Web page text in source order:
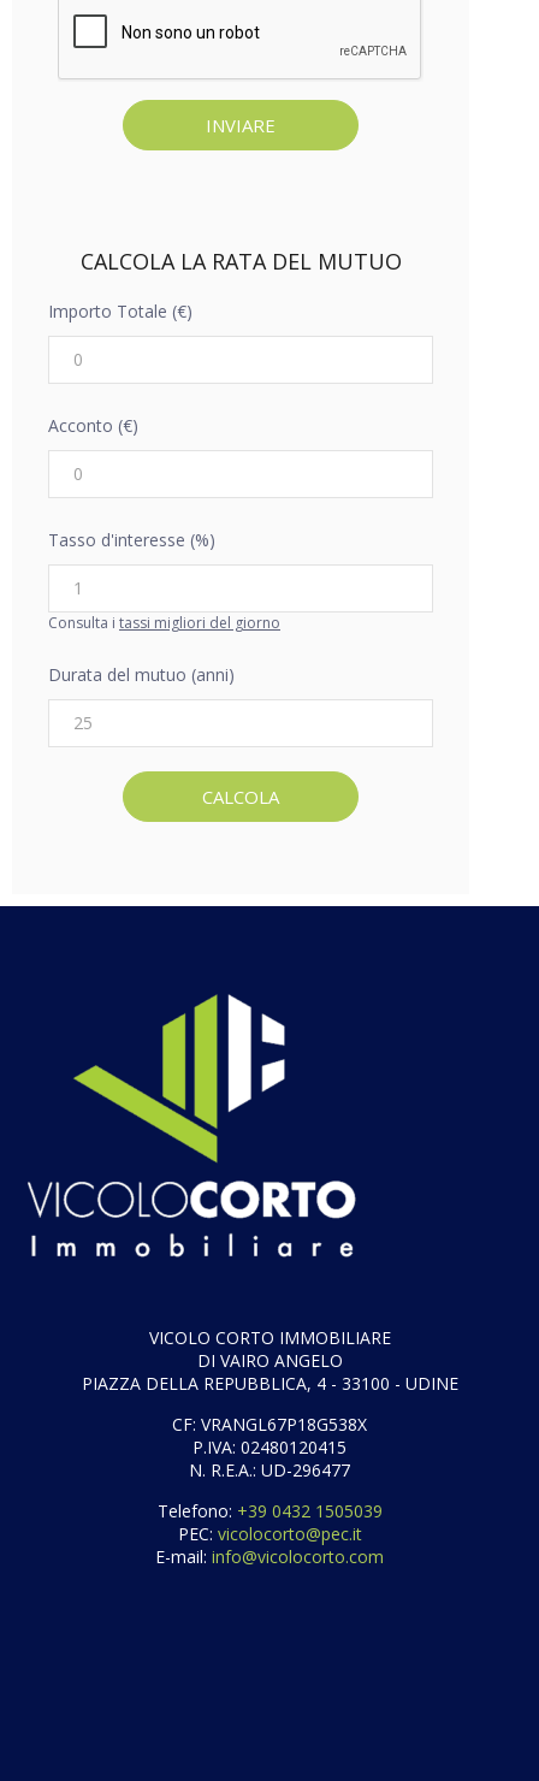
CALCOLA LA RATA DEL MUTUO
Importo Totale (€)
Acconto (€)
Tasso d'interesse (%)
Consulta i tassi migliori del giorno
Durata del mutuo (anni)
VICOLO CORTO IMMOBILIARE
DI VAIRO ANGELO
PIAZZA DELLA REPUBBLICA, 4 - 33100 - UDINE
CF: VRANGL67P18G538X
P.IVA: 02480120415
N. R.E.A.: UD-296477
Telefono: +39 0432 1505039
PEC: vicolocorto@pec.it
E-mail: info@vicolocorto.com